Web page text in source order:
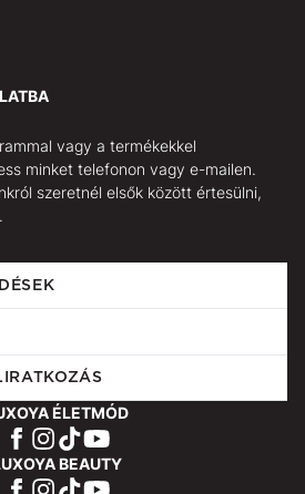
vagy a termékekkel
minket telefonon vagy e-mailen.
szeretnél elsők között értesülni,
ÉLETMÓD
BEAUTY